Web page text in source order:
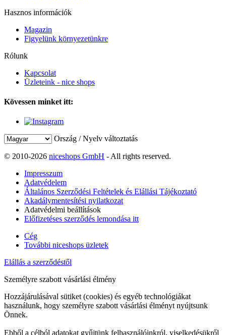
Hasznos információk
Magazin
Figyelünk környezetünkre
Rólunk
Kapcsolat
Üzleteink - nice shops
Kövessen minket itt:
Ország / Nyelv változtatás
© 2010-2026 niceshops GmbH - All rights reserved.
Impresszum
Adatvédelem
Általános Szerződési Feltételek és Elállási Tájékoztató
Akadálymentesítési nyilatkozat
Adatvédelmi beállítások
Előfizetéses szerződés lemondása itt
Cég
További niceshops üzletek
Elállás a szerződéstől
Személyre szabott vásárlási élmény
Hozzájárulásával sütiket (cookies) és egyéb technológiákat
használunk, hogy személyre szabott vásárlási élményt nyújtsunk
Önnek.
Ebből a célból adatokat gyűjtünk felhasználóinkról, viselkedésükről